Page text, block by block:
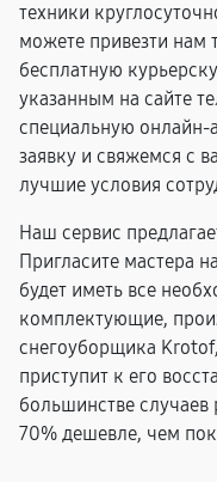
техники
можете привезти нам
бесплатную
указанным на сайте
специальную онлайн-
заявку и свяжемся с
лучшие условия
Наш сервис
Пригласите мастера
будет иметь все
комплектующие,
снегоуборщика
приступит к его
большинстве случаев
70% дешевле, чем